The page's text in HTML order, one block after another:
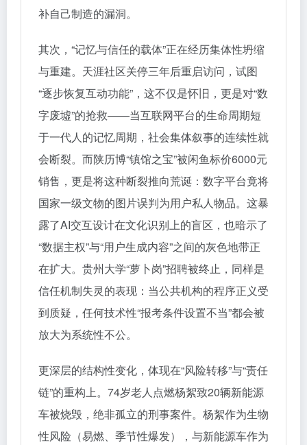
补自己制造的漏洞。
其次，“记忆与信任的载体”正在经历集体性坍缩
与重建。天涯社区关停三年后重启访问，试图
“逐步恢复互动功能”，这不仅是怀旧，更是对“数
字废墟”的抢救——当互联网平台的生命周期短
于一代人的记忆周期，社会集体叙事的连续性就
会断裂。而陕历博“镇馆之宝”被闲鱼标价6000元
销售，更是将这种断裂推向荒诞：数字平台竟将
国家一级文物的图片误判为用户私人物品。这暴
露了AI交互设计在文化识别上的盲区，也暗示了
“数据主权”与“用户生成内容”之间的灰色地带正
在扩大。贵州大学“萝卜岗”招聘被终止，同样是
信任机制失灵的表现：当公共机构的程序正义受
到质疑，任何技术性“报考条件设置不当”都会被
放大为系统性不公。
更深层的结构性变化，体现在“风险转移”与“责任
链”的重构上。74岁老人点燃杨絮致20辆新能源
车被烧毁，绝非孤立的刑事案件。杨絮作为生物
性风险（易燃、季节性爆发），与新能源车作为